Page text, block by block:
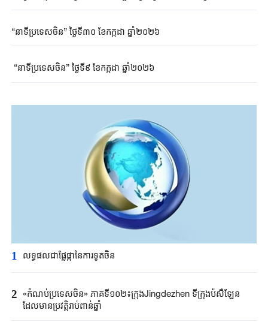
កុម្មុយនីស្តចិនបើកធ្វើកិច្ចប្រជុំក្រោមអធិបតីភាពរបស់លោក Xi Jinping។ ២៖
មជ្ឈិមចិនរៀបចំសកម្មភាពការទូតប្រព័ន្
“នាទីប្រទេសចិន” ថ្ងៃទី៣០ ខែកក្កដា ឆ្នាំ២០២៦
“នាទីប្រទេសចិន” ថ្ងៃទី៩ ខែកក្កដា ឆ្នាំ២០២៦
1 លទ្ធផលជាផ្លែផ្កានៃការទូតចិន
2 «កំណប់ប្រទេសចិន» ភាគទី១០២៖ក្រុងJingdezhen ទីក្រុងប៉សឺឡែន
ដែលមានប្រវត្តិរាប់ពាន់ឆ្នាំ